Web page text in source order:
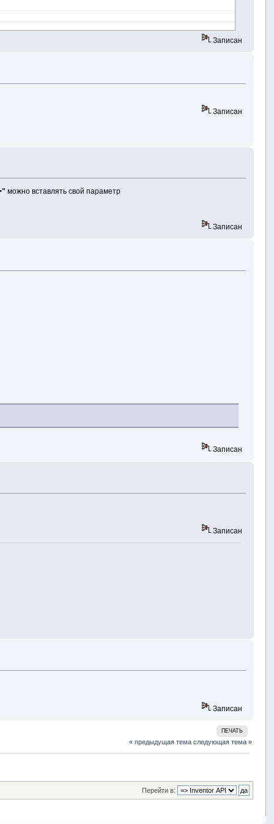
Записан
Записан
можно вставлять свой параметр
Записан
Записан
Записан
Записан
ПЕЧАТЬ
« предыдущая тема следующая тема »
Перейти в: